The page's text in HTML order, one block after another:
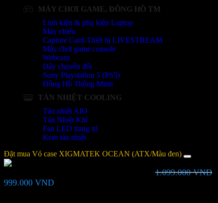
MÁY CHƠI GAME, ĐỒNG HỒ TM
Linh kiện & phụ kiện Laptop
Máy chiếu
Capture Card-Thiết bị LIVESTREAM
Máy chơi game console
Webcam
Dây chuyển đổi
Sony Playstation 5 (PS5)
Đồng Hồ Thông Minh
TẢN NHIỆT COOLING
Tản nhiệt AIO
Tản Nhiệt Khí
Fan LED trang trí
Kem tản nhiệt
Đặt mua Vỏ case XIGMATEK OCEAN (ATX/Màu đen)
1.099.000VND
Giá
999.000 VNDGiá